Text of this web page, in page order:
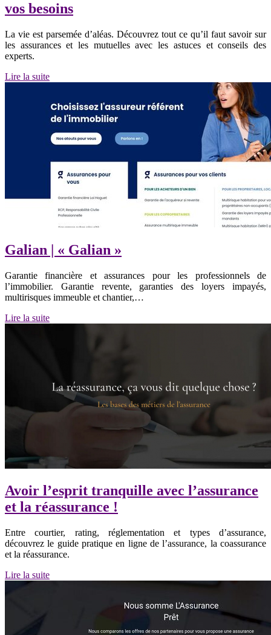
vos besoins
La vie est parsemée d’aléas. Découvrez tout ce qu’il faut savoir sur
les assurances et les mutuelles avec les astuces et conseils des
experts.
Lire la suite
Galian | « Galian »
Garantie financière et assurances pour les professionnels de
l’immobilier. Garantie revente, garanties des loyers impayés,
multirisques immeuble et chantier,…
Lire la suite
Avoir l’esprit tranquille avec l’assurance
et la réassurance !
Entre courtier, rating, réglementation et types d’assurance,
découvrez le guide pratique en ligne de l’assurance, la coassurance
et la réassurance.
Lire la suite